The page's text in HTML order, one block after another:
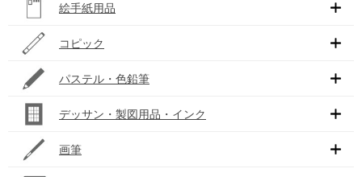
絵手紙用品
コピック
パステル・色鉛筆
デッサン・製図用品・インク
画筆